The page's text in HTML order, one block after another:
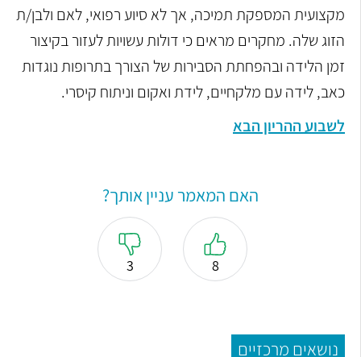
מקצועית המספקת תמיכה, אך לא סיוע רפואי, לאם ולבן/ת
הזוג שלה. מחקרים מראים כי דולות עשויות לעזור בקיצור
זמן הלידה ובהפחתת הסבירות של הצורך בתרופות נוגדות
כאב, לידה עם מלקחיים, לידת ואקום וניתוח קיסרי.
לשבוע ההריון הבא
האם המאמר עניין אותך?
8
3
נושאים מרכזיים